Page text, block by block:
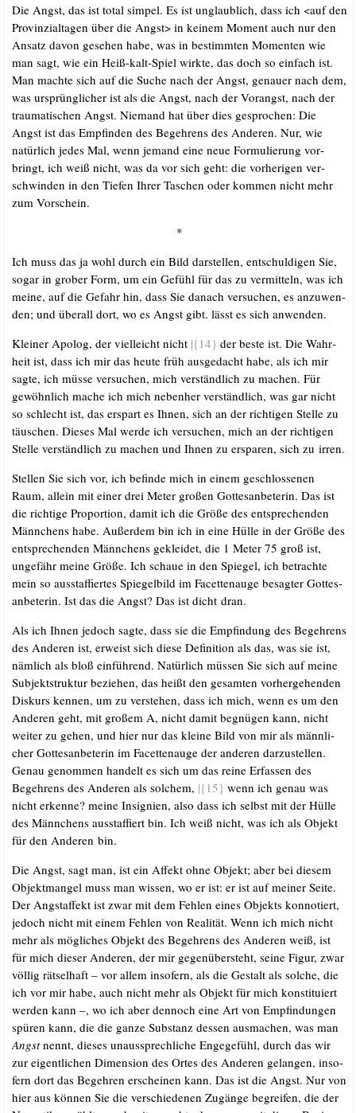
Die Angst, das ist total sim­pel. Es ist unglaub­lich, dass ich <auf den
Pro­vin­zi­al­ta­gen über die Angst> in kei­nem Moment auch nur den
Ansatz davon gese­hen habe, was in bestimm­ten Momen­ten wie
man sagt, wie ein Heiß-kalt-Spiel wirk­te, das doch so ein­fach ist.
Man mach­te sich auf die Suche nach der Angst, genau­er nach dem,
was ursprüng­li­cher ist als die Angst, nach der Vor­angst, nach der
trau­ma­ti­schen Angst. Nie­mand hat über dies gespro­chen: Die
Angst ist das Emp­fin­den des Begeh­rens des Ande­ren. Nur, wie
natür­lich jedes Mal, wenn jemand eine neue For­mu­lie­rung vor­
bringt, ich weiß nicht, was da vor sich geht: die vor­he­ri­gen ver­
schwin­den in den Tie­fen Ihrer Taschen oder kom­men nicht mehr
zum Vorschein.
*
Ich muss das ja wohl durch ein Bild dar­stel­len, ent­schul­di­gen Sie,
sogar in gro­ber Form, um ein Gefühl für das zu ver­mit­teln, was ich
mei­ne, auf die Gefahr hin, dass Sie danach ver­su­chen, es anzu­wen­
den; und über­all dort, wo es Angst gibt. lässt es sich anwenden.
Klei­ner Apo­log, der viel­leicht nicht |{14} der bes­te ist. Die Wahr­
heit ist, dass ich mir das heu­te früh aus­ge­dacht habe, als ich mir
sag­te, ich müs­se ver­su­chen, mich ver­ständ­lich zu machen. Für
gewöhn­lich mache ich mich neben­her ver­ständ­lich, was gar nicht
so schlecht ist, das erspart es Ihnen, sich an der rich­ti­gen Stel­le zu
täu­schen. Die­ses Mal wer­de ich ver­su­chen, mich an der rich­ti­gen
Stel­le ver­ständ­lich zu machen und Ihnen zu erspa­ren, sich zu irren.
Stel­len Sie sich vor, ich befin­de mich in einem geschlos­se­nen
Raum, allein mit einer drei Meter gro­ßen Got­tes­an­be­te­rin. Das ist
die rich­ti­ge Pro­por­ti­on, damit ich die Grö­ße des ent­spre­chen­den
Männ­chens habe. Außer­dem bin ich in eine Hül­le in der Grö­ße des
ent­spre­chen­den Männ­chens geklei­det, die 1 Meter 75 groß ist,
unge­fähr mei­ne Grö­ße. Ich schaue in den Spie­gel, ich betrach­te
mein so aus­staf­fier­tes Spie­gel­bild im Facet­ten­au­ge besag­ter Got­tes­
an­be­te­rin. Ist das die Angst? Das ist dicht dran.
Als ich Ihnen jedoch sag­te, dass sie die Emp­fin­dung des Begeh­rens
des Ande­ren ist, erweist sich die­se Defi­ni­ti­on als das, was sie ist,
näm­lich als bloß ein­füh­rend. Natür­lich müs­sen Sie sich auf mei­ne
Sub­jekt­struk­tur bezie­hen, das heißt den gesam­ten vor­her­ge­hen­den
Dis­kurs ken­nen, um zu ver­ste­hen, dass ich mich, wenn es um den
Ande­ren geht, mit gro­ßem A, nicht damit begnü­gen kann, nicht
wei­ter zu gehen, und hier nur das klei­ne Bild von mir als männ­li­
cher Got­tes­an­be­te­rin im Facet­ten­au­ge der ande­ren dar­zu­stel­len.
Genau genom­men han­delt es sich um das rei­ne Erfas­sen des
Begeh­rens des Ande­ren als sol­chem, |{15} wenn ich genau was
nicht erken­ne? mei­ne Insi­gni­en, also dass ich selbst mit der Hül­le
des Männ­chens aus­staf­fiert bin. Ich weiß nicht, was ich als Objekt
für den Ande­ren bin.
Die Angst, sagt man, ist ein Affekt ohne Objekt; aber bei die­sem
Objekt­man­gel muss man wis­sen, wo er ist: er ist auf mei­ner Sei­te.
Der Angst­af­fekt ist zwar mit dem Feh­len eines Objekts kon­no­tiert,
jedoch nicht mit einem Feh­len von Rea­li­tät. Wenn ich mich nicht
mehr als mög­li­ches Objekt des Begeh­rens des Ande­ren weiß, ist
für mich die­ser Ande­ren, der mir gegen­über­steht, sei­ne Figur, zwar
völ­lig rät­sel­haft – vor allem inso­fern, als die Gestalt als sol­che, die
ich vor mir habe, auch nicht mehr als Objekt für mich kon­sti­tu­iert
wer­den kann –, wo ich aber den­noch eine Art von Emp­fin­dun­gen
spü­ren kann, die die gan­ze Sub­stanz des­sen aus­ma­chen, was man
Angstnennt, die­ses unaus­sprech­li­che Enge­ge­fühl, durch das wir
zur eigent­li­chen Dimen­si­on des Ortes des Ande­ren gelan­gen, inso­
fern dort das Begeh­ren erschei­nen kann. Das ist die Angst. Nur von
hier aus kön­nen Sie die ver­schie­de­nen Zugän­ge begrei­fen, die der